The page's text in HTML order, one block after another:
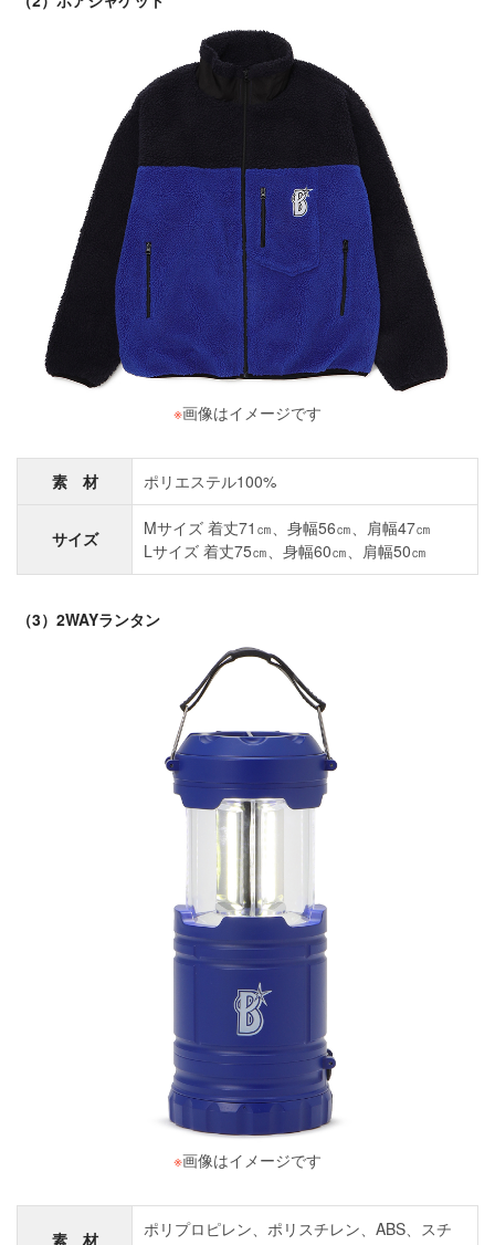
※画像はイメージです
素 材 ポリエステル100%
サイズ
Mサイズ 着丈71㎝、身幅56㎝、肩幅47㎝
Lサイズ 着丈75㎝、身幅60㎝、肩幅50㎝
（3）2WAYランタン
※画像はイメージです
素 材
ポリプロピレン、ポリスチレン、ABS、スチ